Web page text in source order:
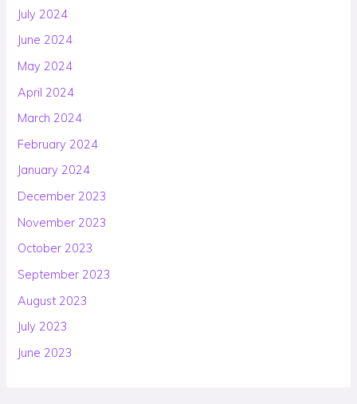
July 2024
June 2024
May 2024
April 2024
March 2024
February 2024
January 2024
December 2023
November 2023
October 2023
September 2023
August 2023
July 2023
June 2023